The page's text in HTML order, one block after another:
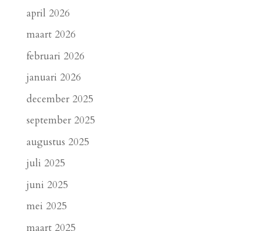
april 2026
maart 2026
februari 2026
januari 2026
december 2025
september 2025
augustus 2025
juli 2025
juni 2025
mei 2025
maart 2025